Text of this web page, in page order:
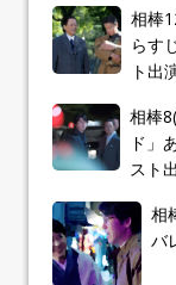
相棒
らす
ト出
相棒
ド」
スト
相
バ